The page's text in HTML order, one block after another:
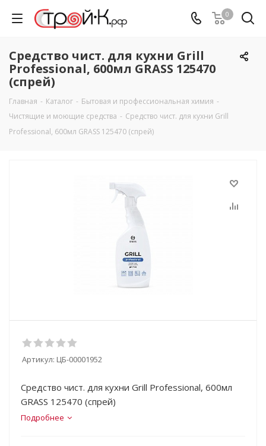
0
Средство чист. для кухни Grill
Professional, 600мл GRASS 125470
(спрей)
Главная - Каталог - Бытовая и профессиональная химия -
Чистящие и моющие средства - Средство чист. для кухни Grill
Professional, 600мл GRASS 125470 (спрей)
Артикул: ЦБ-00001952
Средство чист. для кухни Grill Professional, 600мл
GRASS 125470 (спрей)
Подробнее